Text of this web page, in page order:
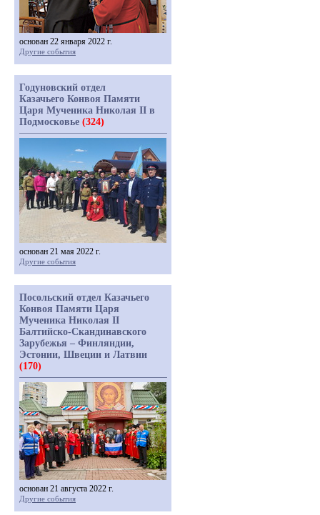
основан 22 января 2022 г.
Другие события
Годуновский отдел
Казачьего Конвоя Памяти
Царя Мученика Николая II в
Подмосковье (324)
основан 21 мая 2022 г.
Другие события
Посольский отдел Казачьего
Конвоя Памяти Царя
Мученика Николая II
Балтийско-Скандинавского
Зарубежья – Финляндии,
Эстонии, Швеции и Латвии
(170)
основан 21 августа 2022 г.
Другие события